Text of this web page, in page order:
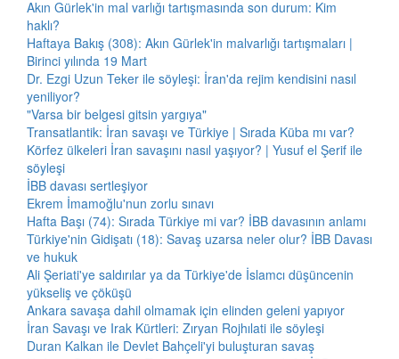
Akın Gürlek'in mal varlığı tartışmasında son durum: Kim
haklı?
Haftaya Bakış (308): Akın Gürlek'in malvarlığı tartışmaları |
Birinci yılında 19 Mart
Dr. Ezgi Uzun Teker ile söyleşi: İran'da rejim kendisini nasıl
yeniliyor?
"Varsa bir belgesi gitsin yargıya"
Transatlantik: İran savaşı ve Türkiye | Sırada Küba mı var?
Körfez ülkeleri İran savaşını nasıl yaşıyor? | Yusuf el Şerif ile
söyleşi
İBB davası sertleşiyor
Ekrem İmamoğlu'nun zorlu sınavı
Hafta Başı (74): Sırada Türkiye mi var? İBB davasının anlamı
Türkiye'nin Gidişatı (18): Savaş uzarsa neler olur? İBB Davası
ve hukuk
Ali Şeriati'ye saldırılar ya da Türkiye'de İslamcı düşüncenin
yükseliş ve çöküşü
Ankara savaşa dahil olmamak için elinden geleni yapıyor
İran Savaşı ve Irak Kürtleri: Zıryan Rojhılati ile söyleşi
Duran Kalkan ile Devlet Bahçeli'yi buluşturan savaş